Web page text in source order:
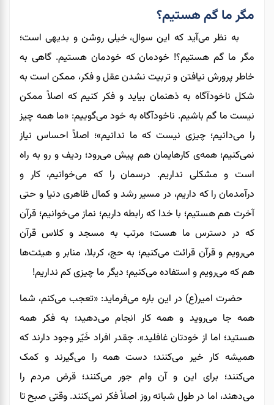
مگر ما گم هستیم؟
به نظر می‌آید که این سوال، خیلی روشن و بدیهی است؛
مگر ما گم هستیم؟! خودمان که خودمان هستیم. گاهی به
خاطر پرورش نیافتن و تربیت نشدن عقل وفکر، ممکن است به
شکل ناخودآگاه به ذهنمان بیاید و فکر کنیم که اصلاً ممکن
نیست ما گم باشیم. ناخودآگاه به خود می‌گوییم: «ما همه چیز
را می‌دانیم؛ چیزی نیست که ما ندانیم»؛ اصلاً احساس نیاز
نمی‌کنیم؛ همه‌ی کارهایمان هم پیش می‌رود؛ ردیف و رو به راه
است و مشکلی نداریم. درسمان را که می‌خوانیم، کار و
درآمدمان را که داریم، در مسیر رشد و کمال ظاهری دنیاو حتی
آخرت هم هستیم؛ با خدا که رابطه داریم؛ نماز می‌خوانیم؛ قرآن
که در دسترس ما هست؛ مرتب به مسجد و کلاس قرآن
می‌رویم وقرآن قرائت می‌کنیم؛ به حج، کربلا، منابر و هیئت‌ها
هم که می‌رویم و استفاده می‌کنیم؛ دیگر ما چیزی کم نداریم!
حضرت امیر(ع) در این باره می‌فرماید: «تعجب می‌کنم، شما
همه جا می‌روید و همه کار انجام می‌دهید؛ به فکر همه
هستید؛ اما از خودتان غافلید». چقدر افراد خَیّر وجود دارند که
همیشه کار خیر می‌کنند؛ دست همه را می‌گیرند و کمک
می‌کنند؛ برای این و آن وام جور می‌کنند؛ قرض مردم را
می‌دهند، اما در طول شبانه روز اصلاً فکر نمی‌کنند. وقتی صبح تا